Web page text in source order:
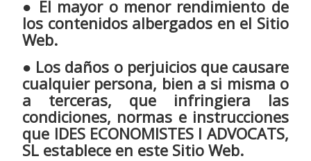
● El mayor o menor rendimiento de
los contenidos albergados en el Sitio
Web.
● Los daños o perjuicios que causare
cualquier persona, bien a si misma o
a terceras, que infringiera las
condiciones, normas e instrucciones
que IDES ECONOMISTES I ADVOCATS,
SL establece en este Sitio Web.